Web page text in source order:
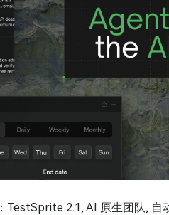
：TestSprite 2.1, AI 原生团队,